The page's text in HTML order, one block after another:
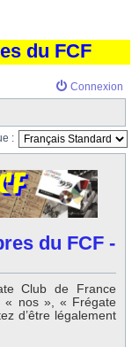
du FCF
Connexion
:
du FCF -
Club de France
« nos », « Frégate
d’être légalement